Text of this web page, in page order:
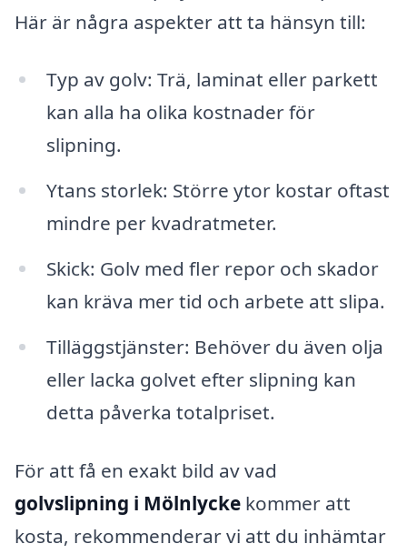
Här är några aspekter att ta hänsyn till:
Typ av golv: Trä, laminat eller parkett
kan alla ha olika kostnader för
slipning.
Ytans storlek: Större ytor kostar oftast
mindre per kvadratmeter.
Skick: Golv med fler repor och skador
kan kräva mer tid och arbete att slipa.
Tilläggstjänster: Behöver du även olja
eller lacka golvet efter slipning kan
detta påverka totalpriset.
För att få en exakt bild av vad
golvslipning i Mölnlycke kommer att
kosta, rekommenderar vi att du inhämtar